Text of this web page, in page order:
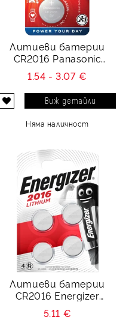
Литиеви батерии
CR2016 Panasonic
CR2016 - 3V
1.54 - 3.07 €
Виж детайли
Няма наличност
Литиеви батерии
CR2016 Energizer
ECR2016 - 3V
5.11 €